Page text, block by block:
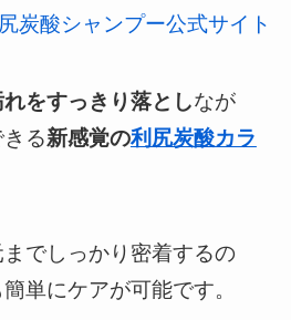
炭酸シャンプー公式サイト
をすっきり落としなが
きる新感覚の利尻炭酸カラ
でしっかり密着するの
単にケアが可能です。